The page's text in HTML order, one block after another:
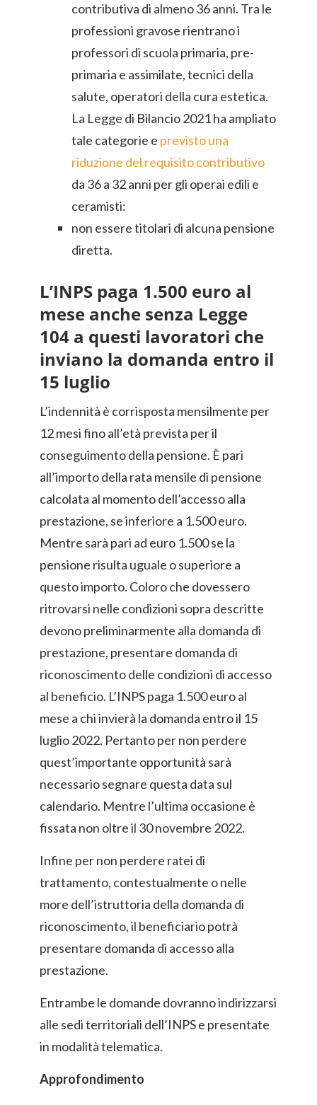
contributiva di almeno 36 anni. Tra le
professioni gravose rientrano i
professori di scuola primaria, pre-
primaria e assimilate, tecnici della
salute, operatori della cura estetica.
La Legge di Bilancio 2021 ha ampliato
tale categorie e previsto una
riduzione del requisito contributivo
da 36 a 32 anni per gli operai edili e
ceramisti:
non essere titolari di alcuna pensione
diretta.
L’INPS paga 1.500 euro al
mese anche senza Legge
104 a questi lavoratori che
inviano la domanda entro il
15 luglio
L’indennità è corrisposta mensilmente per
12 mesi fino all’età prevista per il
conseguimento della pensione. È pari
all’importo della rata mensile di pensione
calcolata al momento dell’accesso alla
prestazione, se inferiore a 1.500 euro.
Mentre sarà pari ad euro 1.500 se la
pensione risulta uguale o superiore a
questo importo. Coloro che dovessero
ritrovarsi nelle condizioni sopra descritte
devono preliminarmente alla domanda di
prestazione, presentare domanda di
riconoscimento delle condizioni di accesso
al beneficio. L’INPS paga 1.500 euro al
mese a chi invierà la domanda entro il 15
luglio 2022. Pertanto per non perdere
quest’importante opportunità sarà
necessario segnare questa data sul
calendario. Mentre l’ultima occasione è
fissata non oltre il 30 novembre 2022.
Infine per non perdere ratei di
trattamento, contestualmente o nelle
more dell’istruttoria della domanda di
riconoscimento, il beneficiario potrà
presentare domanda di accesso alla
prestazione.
Entrambe le domande dovranno indirizzarsi
alle sedi territoriali dell’INPS e presentate
in modalità telematica.
Approfondimento